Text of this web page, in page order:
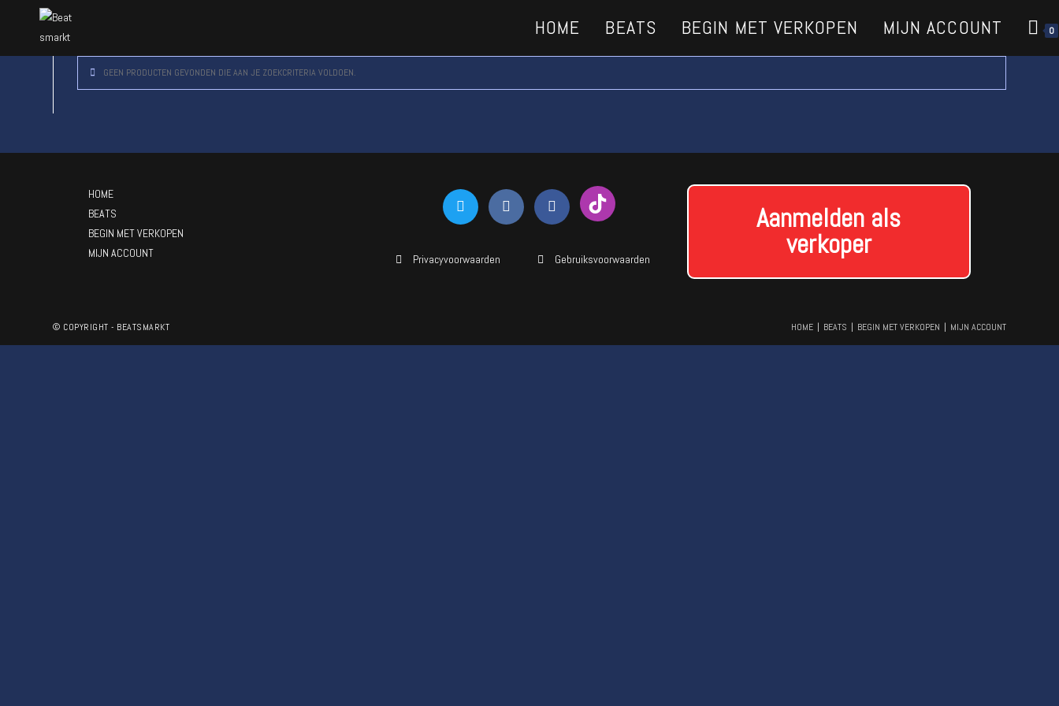
HOME BEATS BEGIN MET VERKOPEN MIJN ACCOUNT 0
GEEN PRODUCTEN GEVONDEN DIE AAN JE ZOEKCRITERIA VOLDOEN.
HOME
BEATS
BEGIN MET VERKOPEN
MIJN ACCOUNT
Privacyvoorwaarden Gebruiksvoorwaarden
Aanmelden als
verkoper
HOME BEATS BEGIN MET VERKOPEN MIJN ACCOUNT
© COPYRIGHT - BEATSMARKT